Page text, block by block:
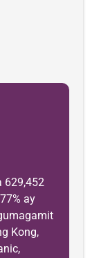
629,452
ay
Kong,